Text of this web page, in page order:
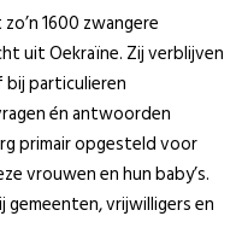
1600 zwangere
uit Oekraïne. Zij verblijven
particulieren
én antwoorden
primair opgesteld voor
vrouwen en hun baby’s.
gemeenten, vrijwilligers en